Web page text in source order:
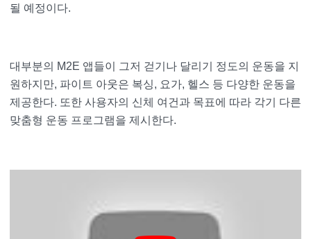
될 예정이다.
대부분의 M2E 앱들이 그저 걷기나 달리기 정도의 운동을 지
원하지만, 파이트 아웃은 복싱, 요가, 헬스 등 다양한 운동을
제공한다. 또한 사용자의 신체 여건과 목표에 따라 각기 다른
맞춤형 운동 프로그램을 제시한다.